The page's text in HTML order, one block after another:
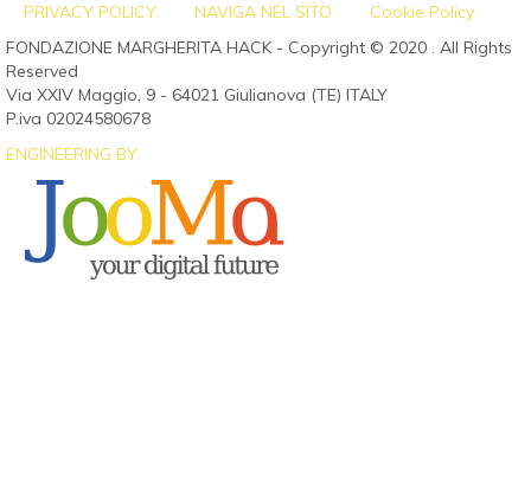
PRIVACY POLICY NAVIGA NEL SITO
Cookie Policy
FONDAZIONE MARGHERITA HACK - Copyright © 2020 . All Rights
Reserved
Via XXIV Maggio, 9 - 64021 Giulianova (TE) ITALY
P.iva 02024580678
ENGINEERING BY